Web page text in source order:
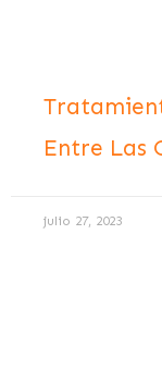
Entre Las
julio 27, 2023